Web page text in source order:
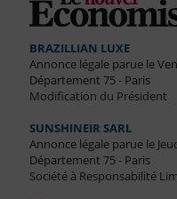
BRAZILLIAN LUXE
Annonce légale parue le
Département 75 - Paris
Modification du Président
SUNSHINEIR SARL
Annonce légale parue le
Département 75 - Paris
Société à Responsabilité